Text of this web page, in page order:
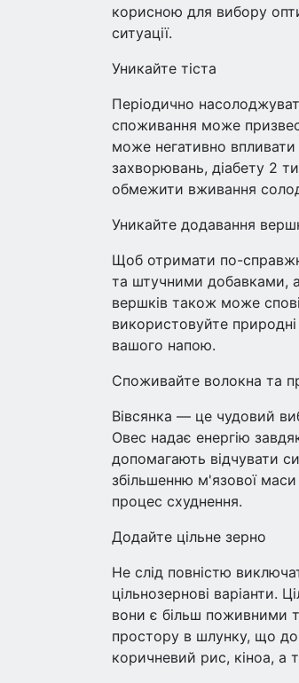
корисною для вибору
ситуації.
Уникайте тіста
Періодично
споживання може
може негативно
захворювань, діабету 2
обмежити вживання
Уникайте додавання
Щоб отримати по-
та штучними добавками,
вершків також може
використовуйте
вашого напою.
Споживайте волокна та
Вівсянка — це чудовий
Овес надає енергію
допомагають відчувати
збільшенню м'язової
процес схуднення.
Додайте цільне зерно
Не слід повністю
цільнозернові варіанти.
вони є більш поживними
простору в шлунку, що
коричневий рис, кіноа, а